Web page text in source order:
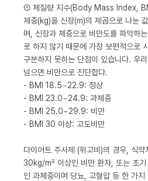
① 체질량 지수(Body Mass Index,
체중(kg)을 신장(m)의 제곱으로 나눈
며, 신장과 체중으로 비만도를 파악하
로 하지 않기 때문에 가장 보편적으로
구분하지 못하는 단점이 있습니다. 우
넘으면 비만으로 진단합다.
- BMI 18.5~22.9: 정상
- BMI 23.0~24.9: 과체중
- BMI 25.0~29.9: 비만
- BMI 30 이상: 고도비만
다이어트 주사제 (위고비)의 경우, 식
30kg/m² 이상인 비만 환자, 또는 초
인 과체중이며 당뇨, 고혈압 등 한 가